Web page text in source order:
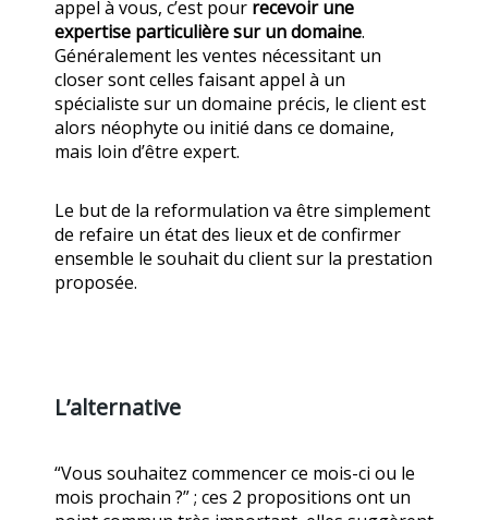
appel à vous, c’est pour recevoir une
expertise particulière sur un domaine.
Généralement les ventes nécessitant un
closer sont celles faisant appel à un
spécialiste sur un domaine précis, le client est
alors néophyte ou initié dans ce domaine,
mais loin d’être expert.
Le but de la reformulation va être simplement
de refaire un état des lieux et de confirmer
ensemble le souhait du client sur la prestation
proposée.
L’alternative
“Vous souhaitez commencer ce mois-ci ou le
mois prochain ?” ; ces 2 propositions ont un